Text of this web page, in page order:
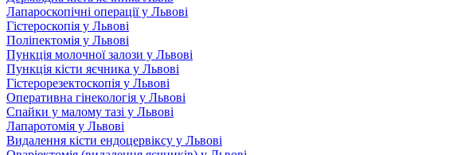
Лапароскопічні операції у Львові
Гістероскопія у Львові
Поліпектомія у Львові
Пункція молочної залози у Львові
Пункція кісти яєчника у Львові
Гістерорезектоскопія у Львові
Оперативна гінекологія у Львові
Спайки у малому тазі у Львові
Лапаротомія у Львові
Видалення кісти ендоцервіксу у Львові